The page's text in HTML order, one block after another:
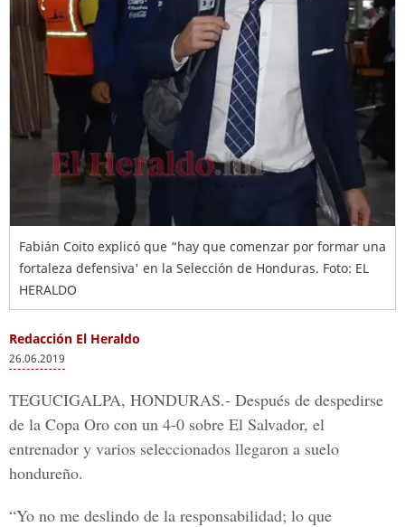
Fabián Coito explicó que “hay que comenzar por formar una
fortaleza defensiva' en la Selección de Honduras. Foto: EL
HERALDO
Redacción El Heraldo
26.06.2019
TEGUCIGALPA, HONDURAS.- Después de despedirse
de la Copa Oro con un 4-0 sobre El Salvador, el
entrenador y varios seleccionados llegaron a suelo
hondureño.
“Yo no me deslindo de la responsabilidad; lo que